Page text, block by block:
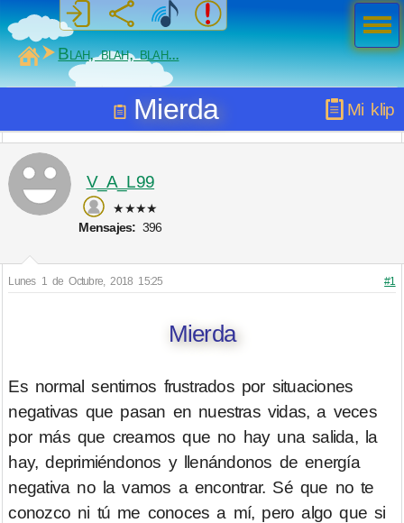
MiSabueso
Blah, blah, blah...
Mi klip
Mierda
V_A_L99
★★★★
Mensajes: 396
Lunes 1 de Octubre, 2018 15:25 #1
Mierda
Es normal sentirnos frustrados por situaciones
negativas que pasan en nuestras vidas, a veces
por más que creamos que no hay una salida, la
hay, deprimiéndonos y llenándonos de energía
negativa no la vamos a encontrar. Sé que no te
conozco ni tú me conoces a mí, pero algo que si
Men
ú